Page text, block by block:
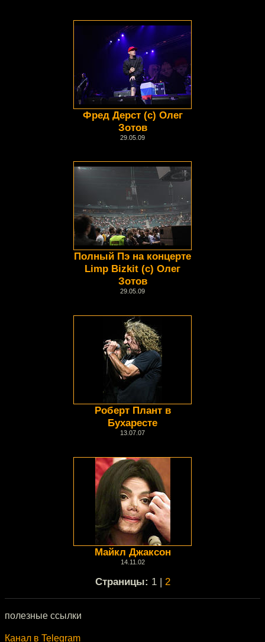
Фред Дерст (с) Олег
Зотов
29.05.09
Полный Пэ на концерте
Limp Bizkit (c) Олег
Зотов
29.05.09
Роберт Плант в
Бухаресте
13.07.07
Майкл Джаксон
14.11.02
Cтраницы: 1 | 2
полезные ссылки
Канал в Telegram